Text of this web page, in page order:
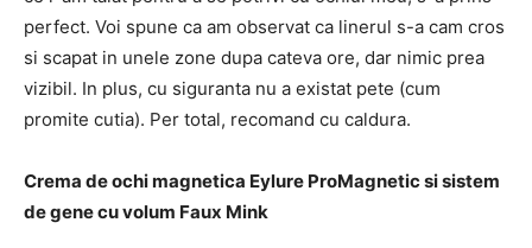
perfect. Voi spune ca am observat ca linerul s-a cam cros
si scapat in unele zone dupa cateva ore, dar nimic prea
vizibil. In plus, cu siguranta nu a existat pete (cum
promite cutia). Per total, recomand cu caldura.
Crema de ochi magnetica Eylure ProMagnetic si sistem
de gene cu volum Faux Mink